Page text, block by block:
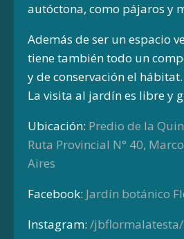
autóctona, como pájaros y
Además de ser un espacio
tiene también todo un
y de conservación el hábitat.
La visita al jardín es libre y
Ubicación: Predio de la
Ruta Provincial N° 40,
Aires
Facebook: Jardín botánico
Instagram: /jbflormalatesta/